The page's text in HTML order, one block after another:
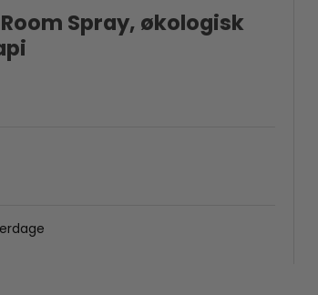
Room Spray, økologisk